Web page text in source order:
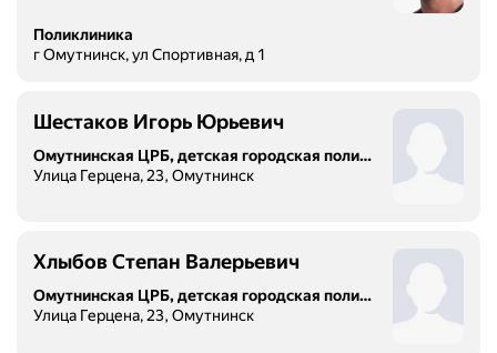
Поликлиника
г Омутнинск, ул Спортивная, д 1
Шестаков Игорь Юрьевич
Омутнинская ЦРБ, детская городская поликлиника
Улица Герцена, 23, Омутнинск
Хлыбов Степан Валерьевич
Омутнинская ЦРБ, детская городская поликлиника
Улица Герцена, 23, Омутнинск